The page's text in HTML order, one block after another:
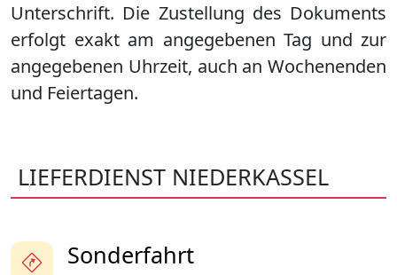
Unterschrift. Die Zustellung des Dokuments
erfolgt exakt am angegebenen Tag und zur
angegebenen Uhrzeit, auch an Wochenenden
und Feiertagen.
LIEFERDIENST NIEDERKASSEL
Sonderfahrt